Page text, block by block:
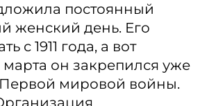
постоянный
женский день. Его
с 1911 года, а вот
он закрепился уже
мировой войны.